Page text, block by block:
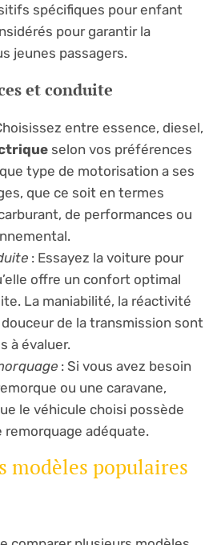
spécifiques pour enfant
pour garantir la
jeunes passagers.
et conduite
entre essence, diesel,
selon vos préférences
type de motorisation a ses
que ce soit en termes
de performances ou
: Essayez la voiture pour
offre un confort optimal
La maniabilité, la réactivité
de la transmission sont
à évaluer.
: Si vous avez besoin
ou une caravane,
le véhicule choisi possède
remorquage adéquate.
modèles populaires